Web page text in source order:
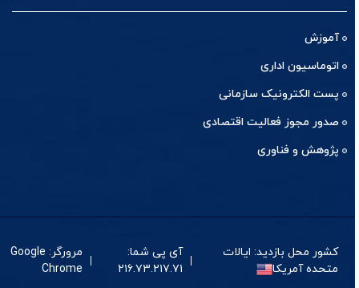
آموزش
اتوماسیون اداری
پست الکترونیک سازمانی
صدور مجوز فعالیت اقتصادی
پژوهش و فناوری
کشور محل بازدید: ایالات
متحده آمریکا
آی پی شما:
۲۱۶.۷۳.۲۱۷.۷۱
مرورگر: Google
Chrome